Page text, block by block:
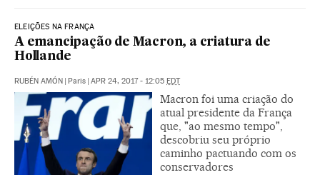
ELEIÇÕES NA FRANÇA
A emancipação de Macron, a criatura de
Hollande
RUBÉN AMÓN | Paris | APR 24, 2017 - 12:05 EDT
Macron foi uma criação do
atual presidente da França
que, "ao mesmo tempo",
descobriu seu próprio
caminho pactuando com os
conservadores